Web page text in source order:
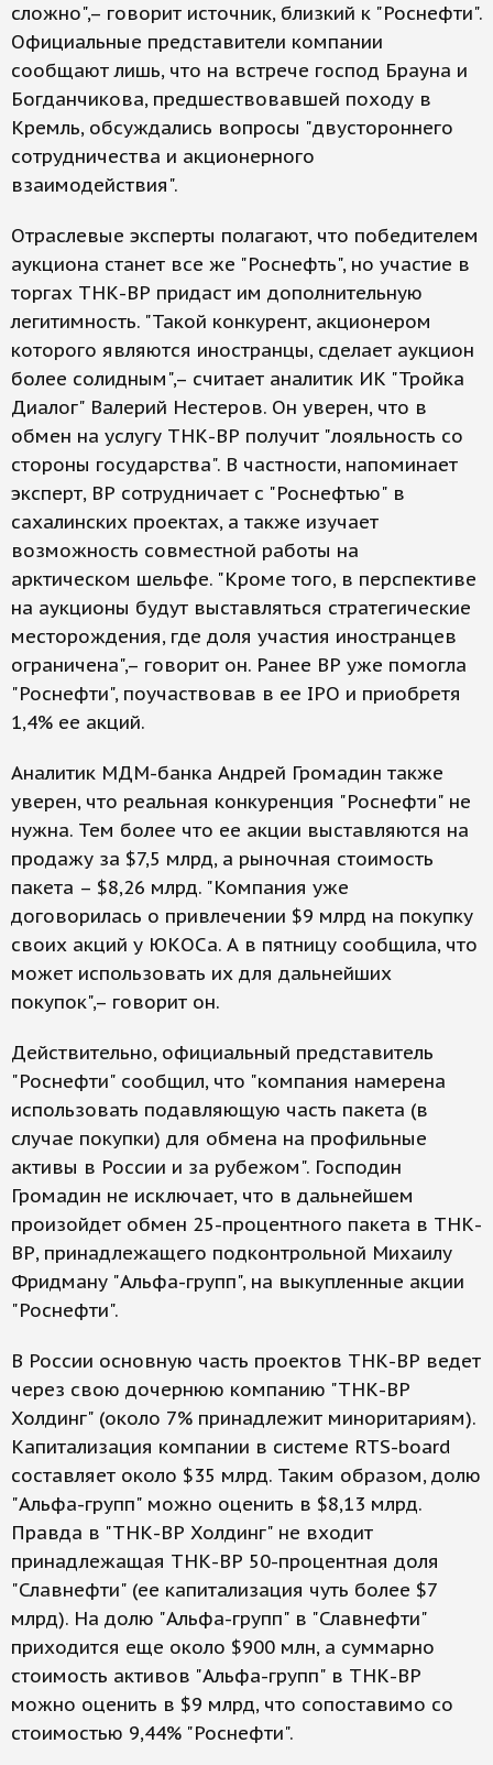
сложно",– говорит источник, близкий к "Роснефти".
Официальные представители компании
сообщают лишь, что на встрече господ Брауна и
Богданчикова, предшествовавшей походу в
Кремль, обсуждались вопросы "двустороннего
сотрудничества и акционерного
взаимодействия".
Отраслевые эксперты полагают, что победителем
аукциона станет все же "Роснефть", но участие в
торгах ТНК-ВР придаст им дополнительную
легитимность. "Такой конкурент, акционером
которого являются иностранцы, сделает аукцион
более солидным",– считает аналитик ИК "Тройка
Диалог" Валерий Нестеров. Он уверен, что в
обмен на услугу ТНК-ВР получит "лояльность со
стороны государства". В частности, напоминает
эксперт, ВР сотрудничает с "Роснефтью" в
сахалинских проектах, а также изучает
возможность совместной работы на
арктическом шельфе. "Кроме того, в перспективе
на аукционы будут выставляться стратегические
месторождения, где доля участия иностранцев
ограничена",– говорит он. Ранее ВР уже помогла
"Роснефти", поучаствовав в ее IPO и приобретя
1,4% ее акций.
Аналитик МДМ-банка Андрей Громадин также
уверен, что реальная конкуренция "Роснефти" не
нужна. Тем более что ее акции выставляются на
продажу за $7,5 млрд, а рыночная стоимость
пакета – $8,26 млрд. "Компания уже
договорилась о привлечении $9 млрд на покупку
своих акций у ЮКОСа. А в пятницу сообщила, что
может использовать их для дальнейших
покупок",– говорит он.
Действительно, официальный представитель
"Роснефти" сообщил, что "компания намерена
использовать подавляющую часть пакета (в
случае покупки) для обмена на профильные
активы в России и за рубежом". Господин
Громадин не исключает, что в дальнейшем
произойдет обмен 25-процентного пакета в ТНК-
ВР, принадлежащего подконтрольной Михаилу
Фридману "Альфа-групп", на выкупленные акции
"Роснефти".
В России основную часть проектов ТНК-ВР ведет
через свою дочернюю компанию "ТНК-ВР
Холдинг" (около 7% принадлежит миноритариям).
Капитализация компании в системе RTS-board
составляет около $35 млрд. Таким образом, долю
"Альфа-групп" можно оценить в $8,13 млрд.
Правда в "ТНК-ВР Холдинг" не входит
принадлежащая ТНК-ВР 50-процентная доля
"Славнефти" (ее капитализация чуть более $7
млрд). На долю "Альфа-групп" в "Славнефти"
приходится еще около $900 млн, а суммарно
стоимость активов "Альфа-групп" в ТНК-ВР
можно оценить в $9 млрд, что сопоставимо со
стоимостью 9,44% "Роснефти".